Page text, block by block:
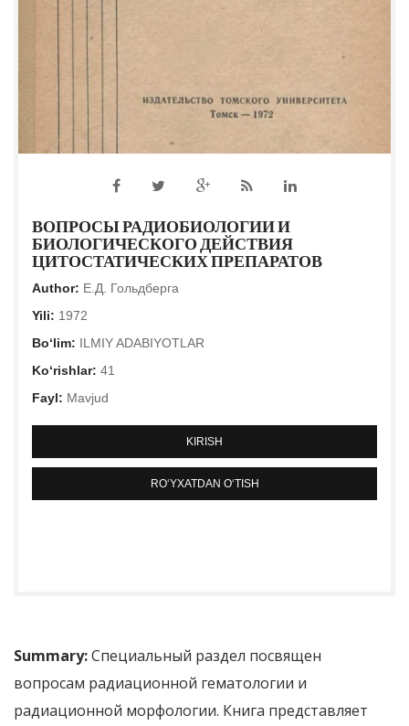
ВОПРОСЫ РАДИОБИОЛОГИИ И
БИОЛОГИЧЕСКОГО ДЕЙСТВИЯ
ЦИТОСТАТИЧЕСКИХ ПРЕПАРАТОВ
Author: Е.Д. Гольдберга
Yili: 1972
Bo‘lim: ILMIY ADABIYOTLAR
Ko‘rishlar: 41
Fayl: Mavjud
KIRISH
RO‘YXATDAN O‘TISH
Summary:Специальный раздел посвящен
вопросам радиационной гематологии и
радиационной морфологии. Книга представляет